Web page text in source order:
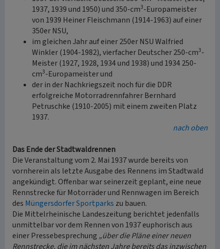
1937, 1939 und 1950) und 350-cm3-Europameister
von 1939 Heiner Fleischmann (1914-1963) auf einer
350er NSU,
im gleichen Jahr auf einer 250er NSU Walfried
Winkler (1904-1982), vierfacher Deutscher 250-cm3-
Meister (1927, 1928, 1934 und 1938) und 1934 250-
cm3-Europameister und
der in der Nachkriegszeit noch für die DDR
erfolgreiche Motorradrennfahrer Bernhard
Petruschke (1910-2005) mit einem zweiten Platz
1937.
nach oben
Das Ende der Stadtwaldrennen
Die Veranstaltung vom 2. Mai 1937 wurde bereits von
vornherein als letzte Ausgabe des Rennens im Stadtwald
angekündigt. Offenbar war seinerzeit geplant, eine neue
Rennstrecke für Motorräder und Rennwagen im Bereich
des Müngersdorfer Sportparks zu bauen.
Die Mittelrheinische Landeszeitung berichtet jedenfalls
unmittelbar vor dem Rennen von 1937 euphorisch aus
einer Pressebesprechung „über die Pläne einer neuen
Rennstrecke, die im nächsten Jahre bereits das inzwischen